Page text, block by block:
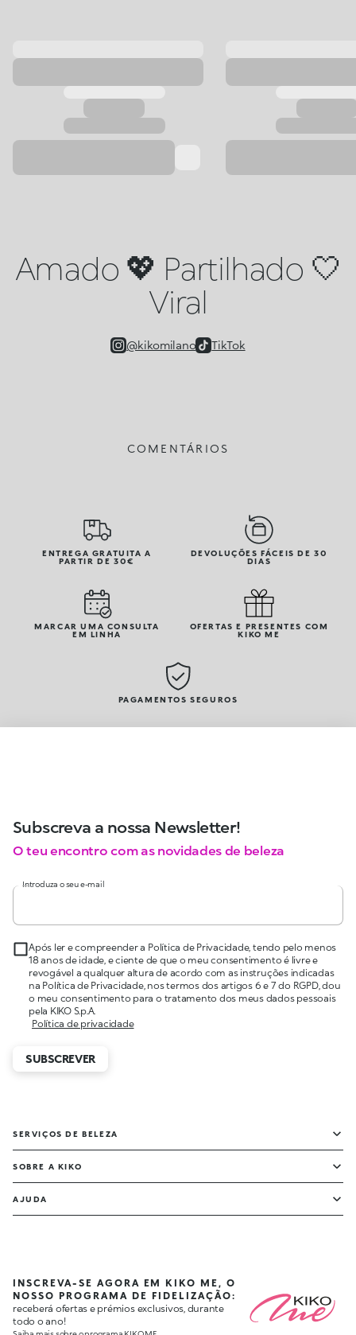
Amado 💖 Partilhado 🤍
Viral
@kikomilano TikTok
COMENTÁRIOS
ENTREGA GRATUITA A
PARTIR DE 30€
DEVOLUÇÕES FÁCEIS DE 30
DIAS
MARCAR UMA CONSULTA
EM LINHA
OFERTAS E PRESENTES COM
KIKO ME
PAGAMENTOS SEGUROS
Subscreva a nossa Newsletter!
O teu encontro com as novidades de beleza
Introduza o seu e-mail
Após ler e compreender a Política de Privacidade, tendo pelo menos
18 anos de idade, e ciente de que o meu consentimento é livre e
revogável a qualquer altura de acordo com as instruções indicadas
na Política de Privacidade, nos termos dos artigos 6 e 7 do RGPD, dou
o meu consentimento para o tratamento dos meus dados pessoais
pela KIKO S.p.A.
Política de privacidade
SUBSCREVER
SERVIÇOS DE BELEZA
SOBRE A KIKO
AJUDA
INSCREVA-SE AGORA EM KIKO ME, O
NOSSO PROGRAMA DE FIDELIZAÇÃO:
receberá ofertas e prémios exclusivos, durante
todo o ano!